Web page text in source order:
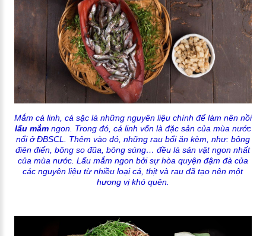
Mắm cá linh, cá sặc là những nguyên liệu chính để làm nên nồi
lẩu mắmngon. Trong đó, cá linh vốn là đặc sản của mùa nước
nổi ở ĐBSCL. Thêm vào đó, những rau bổi ăn kèm, như: bông
điên điển, bông so đũa, bông súng… đều là sản vật ngon nhất
của mùa nước. Lẩu mắm ngon bởi sự hòa quyện đậm đà của
các nguyên liệu từ nhiều loại cá, thịt và rau đã tạo nên một
hương vị khó quên.